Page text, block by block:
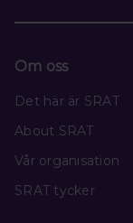
Om oss
Det här är SRAT
About SRAT
Vår organisation
SRAT tycker